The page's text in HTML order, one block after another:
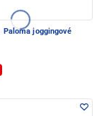
Paloma joggingové